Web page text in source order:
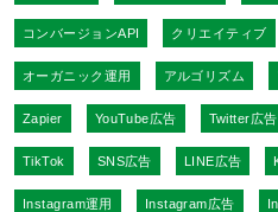
コンバージョンAPI クリエイティブ
オーガニック運用 アルゴリズム
Zapier YouTube広告 Twitter広告
TikTok SNS広告 LINE広告
Instagram運用 Instagram広告